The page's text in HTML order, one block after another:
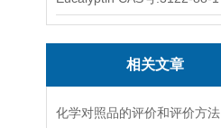
相关文章
化学对照品的评价和评价方法